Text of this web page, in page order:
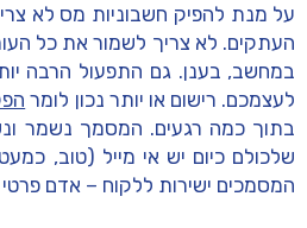
על מנת להפיק חשבוניות מס לא
העתקים. לא צריך לשמור את כל
במחשב, בענן. גם התפעול הרבה
לעצמכם. רישום או יותר נכון לומר
בתוך כמה רגעים. המסמך נשמר
שלכולם כיום יש אי מייל (טוב,
המסמכים ישירות ללקוח – אדם